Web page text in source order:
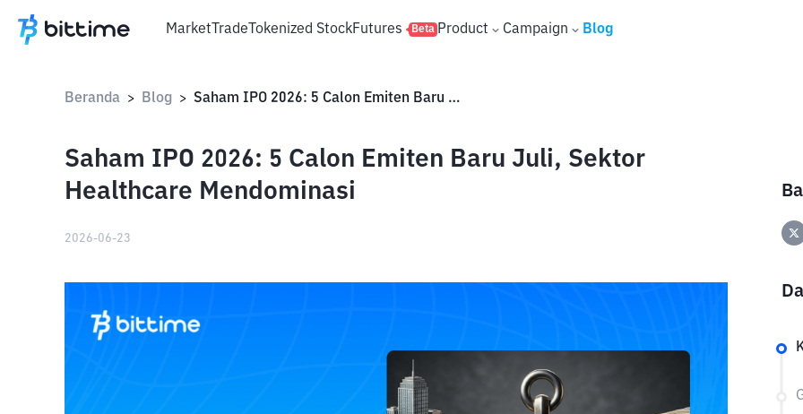
MarketTradeTokenized StockFutures Beta Product Campaign Blog
Beranda > Blog > Saham IPO 2026: 5 Calon Emiten Baru Juli, Sektor Healthcare Mendominasi
Saham IPO 2026: 5 Calon Emiten Baru Juli, Sektor
Healthcare Mendominasi
2026-06-23